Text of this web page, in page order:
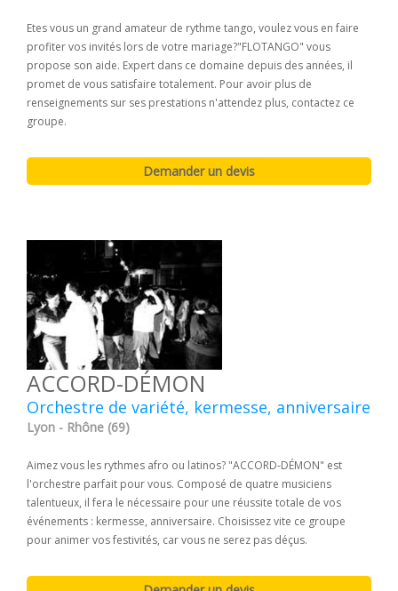
Etes vous un grand amateur de rythme tango, voulez vous en faire
profiter vos invités lors de votre mariage?"FLOTANGO" vous
propose son aide. Expert dans ce domaine depuis des années, il
promet de vous satisfaire totalement. Pour avoir plus de
renseignements sur ses prestations n'attendez plus, contactez ce
groupe.
ACCORD-DÉMON
Orchestre de variété, kermesse, anniversaire
Lyon - Rhône (69)
Aimez vous les rythmes afro ou latinos? "ACCORD-DÉMON" est
l'orchestre parfait pour vous. Composé de quatre musiciens
talentueux, il fera le nécessaire pour une réussite totale de vos
événements : kermesse, anniversaire. Choisissez vite ce groupe
pour animer vos festivités, car vous ne serez pas déçus.